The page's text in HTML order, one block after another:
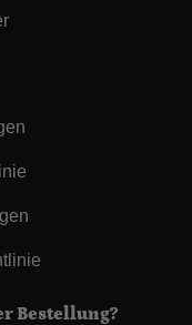
Bestellung?